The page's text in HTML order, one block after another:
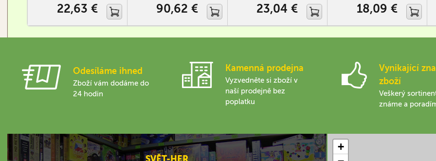
22,63 € 90,62 € 23,04 € 18,09 €
Odesíláme ihned
Zboží vám dodáme do
24 hodin
Kamenná prodejna
Vyzvedněte si zboží v
naší prodejně bez
poplatku
Vynikající
zboží
Veškerý
známe a
+